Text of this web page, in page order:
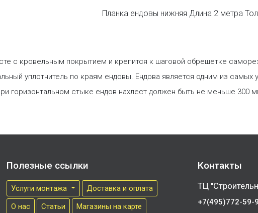
Планка ендовы нижняя Длина 2 метра
с кровельным покрытием и крепится к шаговой обрешетке
уплотнитель по краям ендовы. Ендова является одним из самых
горизонтальном стыке ендов нахлест должен быть не меньше 300
Полезные ссылки
Услуги монтажа
Доставка и оплата
О нас
Cтатьи Магазины на карте
Контакты
ТЦ
+7(495)772-59-